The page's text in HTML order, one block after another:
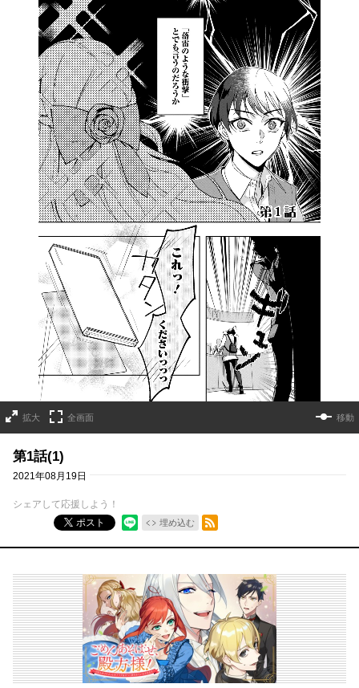
拡大 全画面 移動
第1話(1)
2021年08月19日
シェアして応援しよう！
ポスト
埋め込む
RSSフィード